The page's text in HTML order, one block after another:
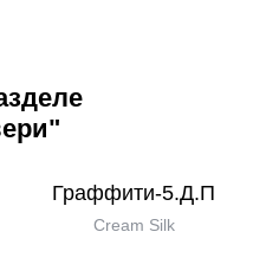
Граффити-5.Д.П
Cream Silk